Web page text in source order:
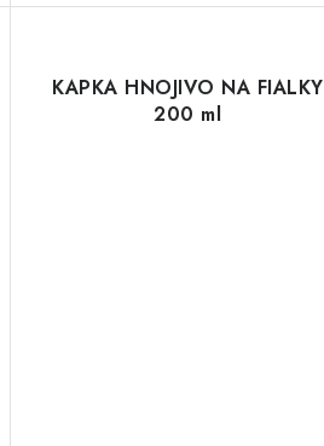
KAPKA HNOJIVO NA FIALKY
200 ml